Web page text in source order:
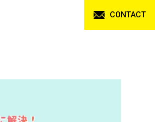
CONTACT